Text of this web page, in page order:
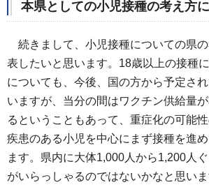
本県としての小児接種の考え方
続きまして、小児接種についての県
表したいと思います。18歳以上の接種
についても、今後、国の方から予定さ
いますが、当分の間はワクチン供給量
るということもあって、重症化の可能
疾患のある小児を中心にまず接種を進
ます。県内に大体1,000人から1,200人
がいらっしゃるのではないかなと思いま